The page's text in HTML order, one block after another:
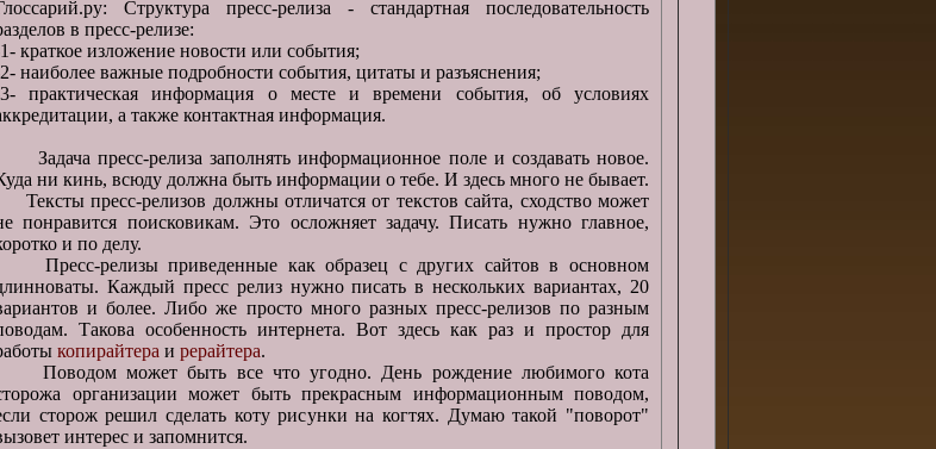
Структура пресс-релиза - стандартная последовательность
в пресс-релизе:
краткое изложение новости или события;
наиболее важные подробности события, цитаты и разъяснения;
практическая информация о месте и времени события, об условиях
а также контактная информация.
Задача пресс-релиза заполнять информационное поле и создавать новое.
ни кинь, всюду должна быть информации о тебе. И здесь много не бывает.
Тексты пресс-релизов должны отличатся от текстов сайта, сходство может
понравится поисковикам. Это осложняет задачу. Писать нужно главное,
и по делу.
Пресс-релизы приведенные как образец с других сайтов в основном
Каждый пресс релиз нужно писать в нескольких вариантах, 20
и более. Либо же просто много разных пресс-релизов по разным
Такова особенность интернета. Вот здесь как раз и простор для
копирайтера и рерайтера.
Поводом может быть все что угодно. День рождение любимого кота
организации может быть прекрасным информационным поводом,
сторож решил сделать коту рисунки на когтях. Думаю такой "поворот"
интерес и запомнится.